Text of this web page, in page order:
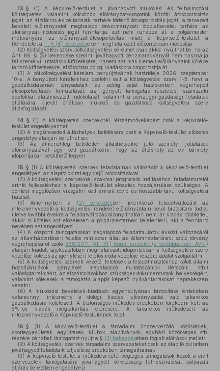
13. § (1) A képviselő-testület a jóváhagyott működési és felhalmozási
költségvetés, valamint kölcsönök előirányzat-csoportok közötti átcsoportosítás
jogát, az általános és céltartalék terhére történő átcsoportosítás jogát, a tervezett
bevételi előirányzatot meghaladó önkormányzati többletbevétel terhére az
előirányzat-módosítás jogát fenntartja, azt nem ruházza át, a polgármester
indítványára az előirányzat-átcsoportosítás miatt a képviselő-testület a
Rendeletet a 11. § (4) bekezdésében meghatározott időpontokban módosítja.
(2) Költségvetési szerv pótköltségvetési kérelmet csak akkor nyújthat be, ha az
Áht. 86. § (5) bekezdése szerinti jóváhagyott pénzmaradványát nem használja
fel személyi juttatások kifizetésére, hanem azt más kiemelt előirányzatok körébe
tartozó kifizetésekre, elsősorban dologi kiadásokra csoportosítja át.
(3) A pótköltségvetési kérelem benyújtásának határideje 2026. szeptember
10-e. A benyújtott kérelemhez csatolni kell a költségvetési szerv 1-8. havi a
gazdálkodásának tényadatait, az addig saját hatáskörben végrehajtott
átcsoportosítások kimutatását, az igényelt támogatás részletes, számszaki
adatokkal alátámasztott indokolását, valamint a pénzügyi-gazdasági feladatok
ellátására kijelölt önállóan működő és gazdálkodó költségvetési szerv
állásfoglalását.
14. § (1) A költségvetési szerveknél létszámnövekedést csak a képviselő-
testület engedélyezhet.
(2) A megüresedett álláshelyek betöltésére csak a Képviselő-testület előzetes
engedélye alapján kerülhet sor.
(3) Az átmenetileg betöltetlen álláshelyekre jutó személyi juttatások
előirányzatával úgy kell gazdálkodni, hogy az álláshely az év bármely
időpontjában betölthető legyen.
15. § (1) A költségvetési szervek feladatainak változását a képviselő-testület
engedélyezi az alapító okirat egyidejű módosításával.
(2) A költségvetési szerveknél szakmai programok indításához, feladatmutatót
érintő fejlesztéshez a képviselő-testület előzetes hozzájárulása szükséges. A
döntést megelőzően vizsgálni kell annak rövid és hosszabb távú költségvetési
hatását.
(3) Amennyiben a (2) bekezdésben jelentkező feladatváltozást az
intézményvezető a költségvetési rendelet előirányzatain belül biztosítani tudja,
illetve további évekre a feladatváltozás bizonyíthatóan nem jár kiadási többlettel,
akkor is köteles azt előzetesen a polgármesternek bejelenteni, aki a fenntartó
nevében azt engedélyezi.
(4) A központi támogatásokat megalapozó feladatmutatók évközi változásáról
az államháztartásért felelős miniszter által az államháztartásról szóló törvény
végrehajtásáról szóló 368/2011. (XII. 31.) Korm. rendelet (a továbbiakban: ÁVR.)
alapján kiadott tájékoztatóban meghatározott időpontokban a költségvetési szerv
vezetője köteles az igénylésért felelős iroda vezetője részére adatot szolgáltatni.
(5) A költségvetési szervek vezetői felelősek a feladatmutatókhoz kötött állami
hozzájárulások igénylését megalapozó mutatószámok (létszám, stb.)
valóságtartalmáért, az elszámolásokhoz szükséges dokumentumok helyességért,
valamint kötelesek a támogatás alapját képező nyilvántartásokat naprakészen
vezetni.
(6) A működési bevételek-kiadások egyensúlyának biztosítása érdekében
valamennyi intézmény a dologi kiadási előirányzattal való takarékos
gazdálkodásra kötelezett. A biztonságos működés érdekében törekedni kell az
5%-os kiadás megtakarítás elérésére. A takarékos működésért az
intézményvezető a Képviselő-testületnek felel.
16. § (1) A képviselő-testület a társadalmi önszerveződő közösségek,
sportegyesületek, együttesek, klubok, alapítványok, egyházi közösségek stb.
részére pénzbeli támogatást nyújt e § (3) bekezdésében foglalt előírások mellett.
(2) A költségvetési szervek társadalmi szervezeteket csak az alapító okiratban
jóváhagyott feladataik teljesítése érdekében támogathatnak.
(3) A képviselő-testület a működési célú végleges támogatások között a civil
szervezetek támogatására jóváhagyott keretösszeg felhasználását pályázati
eljárás keretében engedélyezi.